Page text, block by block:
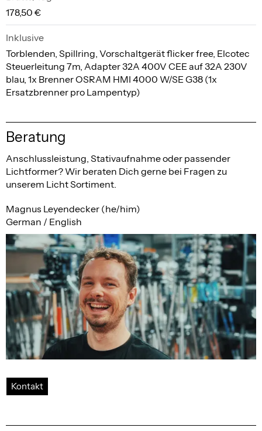
178,50 €
Inklusive
Torblenden, Spillring, Vorschaltgerät flicker free, Elcotec
Steuerleitung 7m, Adapter 32A 400V CEE auf 32A 230V
blau, 1x Brenner OSRAM HMI 4000 W/SE G38 (1x
Ersatzbrenner pro Lampentyp)
Beratung
Anschlussleistung, Stativaufnahme oder passender
Lichtformer? Wir beraten Dich gerne bei Fragen zu
unserem Licht Sortiment.
Magnus Leyendecker (he/him)
German / English
Kontakt